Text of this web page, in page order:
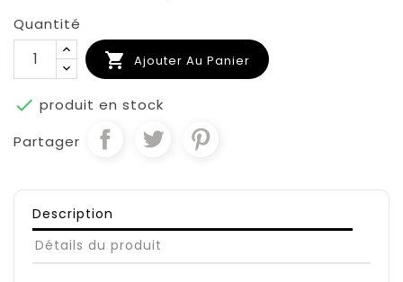
Quantité
 Ajouter Au Panier
 produit en stock
Partager
Description
Détails du produit